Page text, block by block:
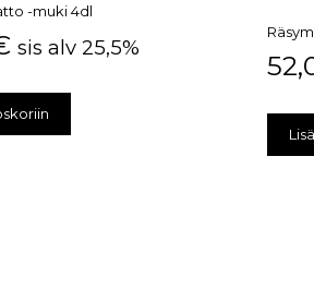
-muki 4dl
sis alv 25,5%